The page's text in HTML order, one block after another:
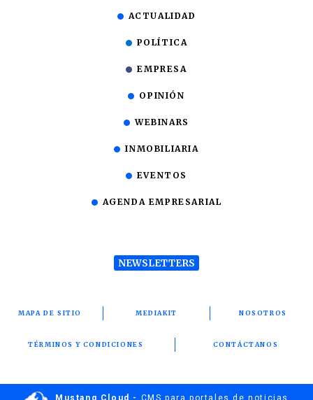
ACTUALIDAD
POLÍTICA
EMPRESA
OPINIÓN
WEBINARS
INMOBILIARIA
EVENTOS
AGENDA EMPRESARIAL
NEWSLETTERS
MAPA DE SITIO MEDIAKIT NOSOTROS
TÉRMINOS Y CONDICIONES CONTÁCTANOS
Mustang Cloud - CMS para portales de noticias